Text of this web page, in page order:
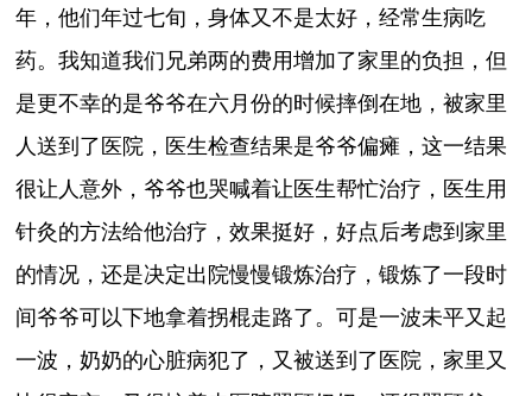
年，他们年过七旬，身体又不是太好，经常生病吃
药。我知道我们兄弟两的费用增加了家里的负担，但
是更不幸的是爷爷在六月份的时候摔倒在地，被家里
人送到了医院，医生检查结果是爷爷偏瘫，这一结果
很让人意外，爷爷也哭喊着让医生帮忙治疗，医生用
针灸的方法给他治疗，效果挺好，好点后考虑到家里
的情况，还是决定出院慢慢锻炼治疗，锻炼了一段时
间爷爷可以下地拿着拐棍走路了。可是一波未平又起
一波，奶奶的心脏病犯了，又被送到了医院，家里又